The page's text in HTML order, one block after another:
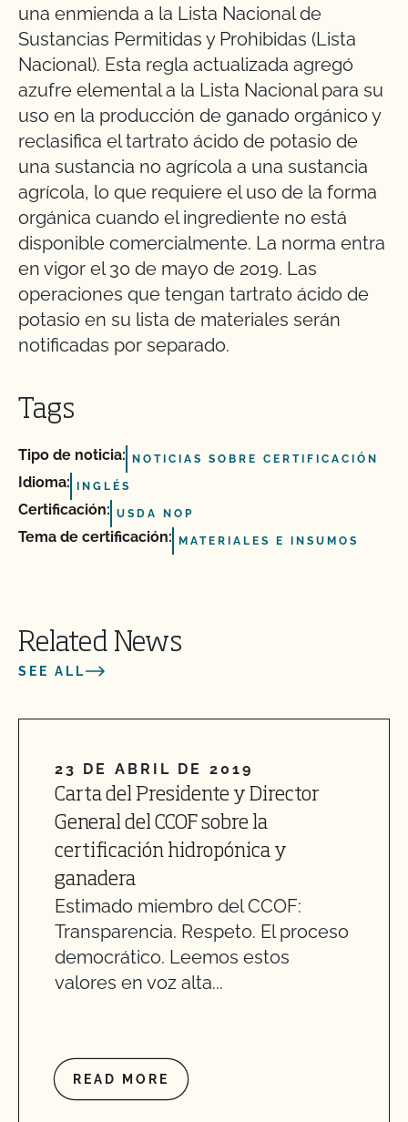
una enmienda a la Lista Nacional de
Sustancias Permitidas y Prohibidas (Lista
Nacional). Esta regla actualizada agregó
azufre elemental a la Lista Nacional para su
uso en la producción de ganado orgánico y
reclasifica el tartrato ácido de potasio de
una sustancia no agrícola a una sustancia
agrícola, lo que requiere el uso de la forma
orgánica cuando el ingrediente no está
disponible comercialmente. La norma entra
en vigor el 30 de mayo de 2019. Las
operaciones que tengan tartrato ácido de
potasio en su lista de materiales serán
notificadas por separado.
Tags
Tipo de noticia: NOTICIAS SOBRE CERTIFICACIÓN
Idioma: INGLÉS
Certificación: USDA NOP
Tema de certificación: MATERIALES E INSUMOS
Related News
SEE ALL
23 DE ABRIL DE 2019
Carta del Presidente y Director
General del CCOF sobre la
certificación hidropónica y
ganadera
Estimado miembro del CCOF:
Transparencia. Respeto. El proceso
democrático. Leemos estos
valores en voz alta...
READ MORE